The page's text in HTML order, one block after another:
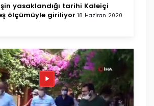
yasaklandığı tarihi Kaleiçi
ölçümüyle giriliyor 18 Haziran 2020